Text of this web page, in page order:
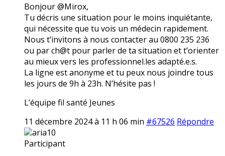
Bonjour @Mirox,
Tu décris une situation pour le moins inquiétante,
qui nécessite que tu vois un médecin rapidement.
Nous t’invitons à nous contacter au 0800 235 236
ou par ch@t pour parler de ta situation et t’orienter
au mieux vers les professionnel.les adapté.e.s.
La ligne est anonyme et tu peux nous joindre tous
les jours de 9h à 23h. N’hésite pas !
L’équipe fil santé Jeunes
11 décembre 2024 à 11 h 06 min #67526 Répondre
aria10
Participant